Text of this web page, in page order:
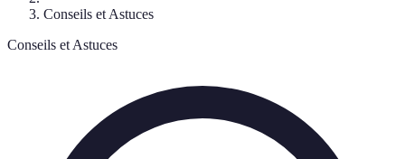
Conseils et Astuces
Conseils et Astuces